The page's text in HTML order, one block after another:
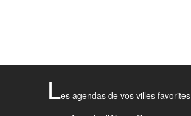
Les agendas de vos villes favorites